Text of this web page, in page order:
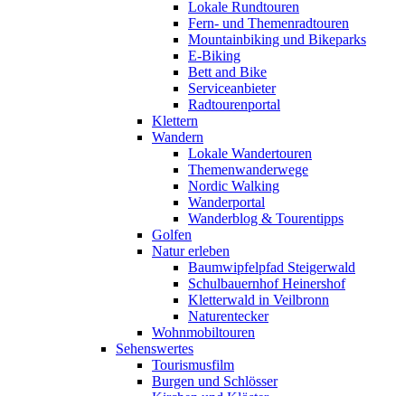
Lokale Rundtouren
Fern- und Themenradtouren
Mountainbiking und Bikeparks
E-Biking
Bett and Bike
Serviceanbieter
Radtourenportal
Klettern
Wandern
Lokale Wandertouren
Themenwanderwege
Nordic Walking
Wanderportal
Wanderblog & Tourentipps
Golfen
Natur erleben
Baumwipfelpfad Steigerwald
Schulbauernhof Heinershof
Kletterwald in Veilbronn
Naturentecker
Wohnmobiltouren
Sehenswertes
Tourismusfilm
Burgen und Schlösser